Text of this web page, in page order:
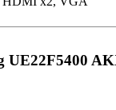
UE22F5400